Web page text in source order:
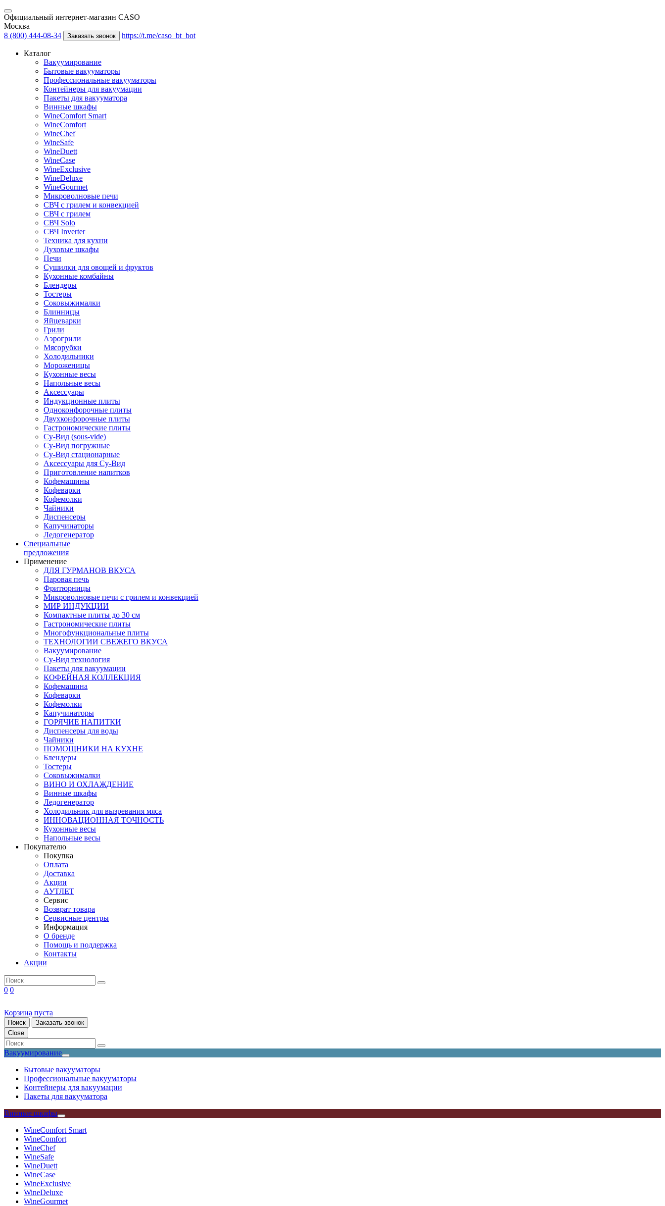
Официальный интернет-магазин CASO
Москва
8 (800) 444-08-34
Заказать звонок https://t.me/caso_bt_bot
Каталог
Вакуумирование
Бытовые вакууматоры
Профессиональные вакууматоры
Контейнеры для вакуумации
Пакеты для вакууматора
Винные шкафы
WineComfort Smart
WineComfort
WineChef
WineSafe
WineDuett
WineCase
WineExclusive
WineDeluxe
WineGourmet
Микроволновые печи
СВЧ с грилем и конвекцией
СВЧ с грилем
СВЧ Solo
СВЧ Inverter
Техника для кухни
Духовые шкафы
Печи
Сушилки для овощей и фруктов
Кухонные комбайны
Блендеры
Тостеры
Соковыжималки
Блинницы
Яйцеварки
Грили
Аэрогрили
Мясорубки
Холодильники
Мороженицы
Кухонные весы
Напольные весы
Аксессуары
Индукционные плиты
Одноконфорочные плиты
Двухконфорочные плиты
Гастрономические плиты
Су-Вид (sous-vide)
Су-Вид погружные
Су-Вид стационарные
Аксессуары для Су-Вид
Приготовление напитков
Кофемашины
Кофеварки
Кофемолки
Чайники
Диспенсеры
Капучинаторы
Ледогенератор
Специальные
предложения
Применение
ДЛЯ ГУРМАНОВ ВКУСА
Паровая печь
Фритюрницы
Микроволновые печи с грилем и конвекцией
МИР ИНДУКЦИИ
Компактные плиты до 30 см
Гастрономические плиты
Многофункциональные плиты
ТЕХНОЛОГИИ СВЕЖЕГО ВКУСА
Вакуумирование
Су-Вид технология
Пакеты для вакуумации
КОФЕЙНАЯ КОЛЛЕКЦИЯ
Кофемашина
Кофеварки
Кофемолки
Капучинаторы
ГОРЯЧИЕ НАПИТКИ
Диспенсеры для воды
Чайники
ПОМОЩНИКИ НА КУХНЕ
Блендеры
Тостеры
Соковыжималки
ВИНО И ОХЛАЖДЕНИЕ
Винные шкафы
Ледогенератор
Холодильник для вызревания мяса
ИННОВАЦИОННАЯ ТОЧНОСТЬ
Кухонные весы
Напольные весы
Покупателю
Покупка
Оплата
Доставка
Акции
АУТЛЕТ
Сервис
Возврат товара
Сервисные центры
Информация
О бренде
Помощь и поддержка
Контакты
Акции
0 0
Корзина пуста
Поиск
Заказать звонок
Close
Вакуумирование
Бытовые вакууматоры
Профессиональные вакууматоры
Контейнеры для вакуумации
Пакеты для вакууматора
Винные шкафы
WineComfort Smart
WineComfort
WineChef
WineSafe
WineDuett
WineCase
WineExclusive
WineDeluxe
WineGourmet